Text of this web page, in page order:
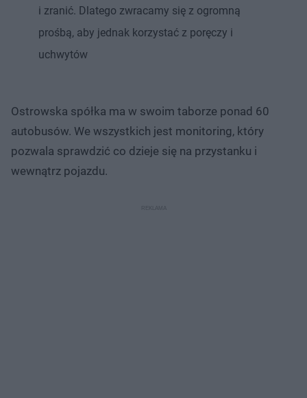
i zranić. Dlatego zwracamy się z ogromną
prośbą, aby jednak korzystać z poręczy i
uchwytów
Ostrowska spółka ma w swoim taborze ponad 60
autobusów. We wszystkich jest monitoring, który
pozwala sprawdzić co dzieje się na przystanku i
wewnątrz pojazdu.